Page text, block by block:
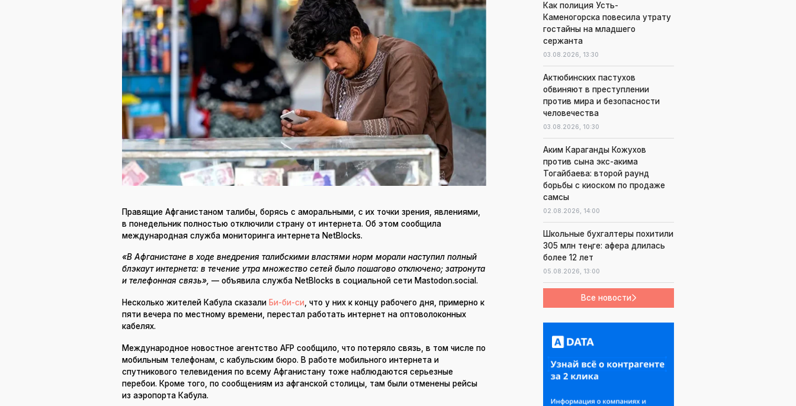
Правящие Афганистаном талибы, борясь с аморальными, с их точки зрения, явлениями,
в понедельник полностью отключили страну от интернета. Об этом сообщила
международная служба мониторинга интернета NetBlocks.
«В Афганистане в ходе внедрения талибскими властями норм морали наступил полный
блэкаут интернета: в течение утра множество сетей было пошагово отключено; затронута
и телефонная связь», — объявила служба NetBlocks в социальной сети Mastodon.social.
Несколько жителей Кабула сказали Би-би-си , что у них к концу рабочего дня, примерно к
пяти вечера по местному времени, перестал работать интернет на оптоволоконных
кабелях.
Международное новостное агентство AFP сообщило, что потеряло связь, в том числе по
мобильным телефонам, с кабульским бюро. В работе мобильного интернета и
спутникового телевидения по всему Афганистану тоже наблюдаются серьезные
перебои. Кроме того, по сообщениям из афганской столицы, там были отменены рейсы
из аэропорта Кабула.
Как полиция Усть-
Каменогорска повесила утрату
гостайны на младшего
сержанта
03.08.2026, 13:30
Актюбинских пастухов
обвиняют в преступлении
против мира и безопасности
человечества
03.08.2026, 10:30
Аким Караганды Кожухов
против сына экс-акима
Тогайбаева: второй раунд
борьбы с киоском по продаже
самсы
02.08.2026, 14:00
Школьные бухгалтеры похитили
305 млн теңге: афера длилась
более 12 лет
05.08.2026, 13:00
Все новости